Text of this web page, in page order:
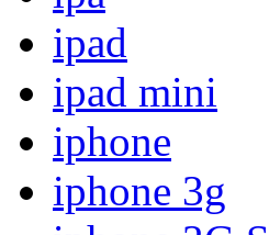
ipad
ipad mini
iphone
iphone 3g